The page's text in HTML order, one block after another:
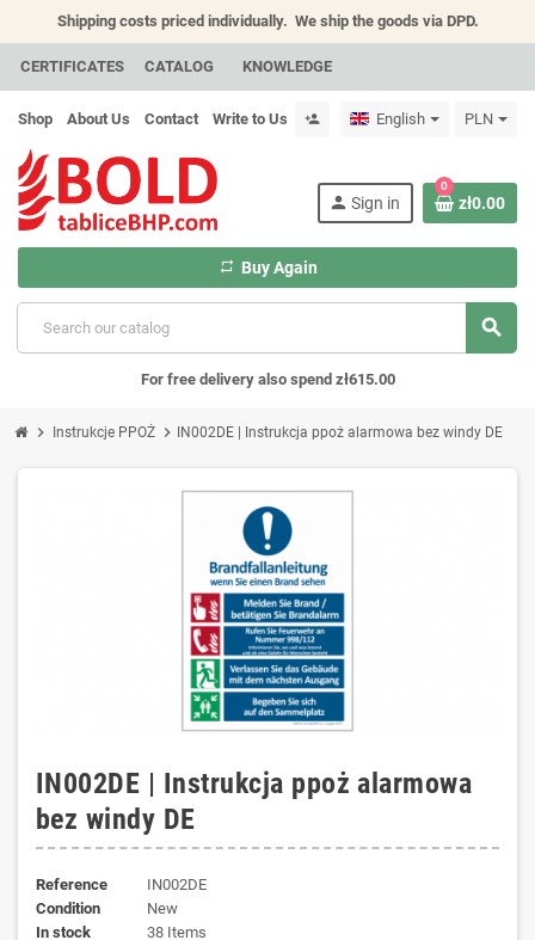
Shipping costs priced individually. We ship the goods via DPD.
CERTIFICATES CATALOG KNOWLEDGE
Shop About Us Contact Write to Us person_add English PLN
search
person Sign in
repeat Buy Again
0
zł0.00
For free delivery also spend zł615.00
chevron_right Instrukcje PPOŻ chevron_right IN002DE | Instrukcja ppoż alarmowa bez windy DE
IN002DE | Instrukcja ppoż alarmowa
bez windy DE
Reference
IN002DE
Condition
New
In stock
38 Items